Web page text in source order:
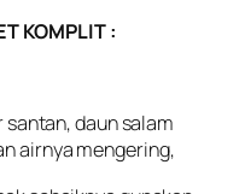
KOMPLIT :
daun salam
airnya mengering,